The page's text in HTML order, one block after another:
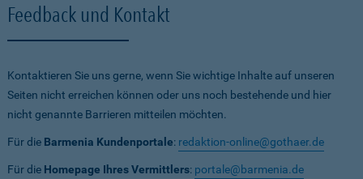
Feedback und Kontakt
Kontaktieren Sie uns gerne, wenn Sie wichtige Inhalte auf unseren
Seiten nicht erreichen können oder uns noch bestehende und hier
nicht genannte Barrieren mitteilen möchten.
Für die Barmenia Kundenportale: redaktion-online@gothaer.de
Für die Homepage Ihres Vermittlers: portale@barmenia.de